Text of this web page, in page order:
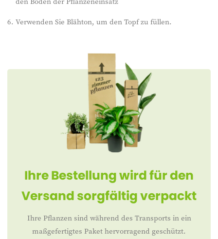
Verwenden Sie Blähton, um den Topf zu füllen.
Ihre Bestellung wird für den
Versand sorgfältig verpackt
Ihre Pflanzen sind während des Transports in ein
maßgefertigtes Paket hervorragend geschützt.